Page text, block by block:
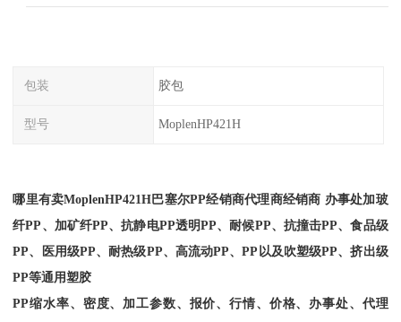
包装 胶包
型号 MoplenHP421H
哪里有卖MoplenHP421H 巴塞尔PP经销商代理商经销商 办事处加玻
纤PP、加矿纤PP、抗静电PP透明PP、耐候PP、抗撞击PP、食品级
PP、医用级PP、耐热级PP、高流动PP、PP以及吹塑级PP、挤出级
PP等通用塑胶
PP缩水率、密度、加工参数、报价、行情、价格、办事处、代理